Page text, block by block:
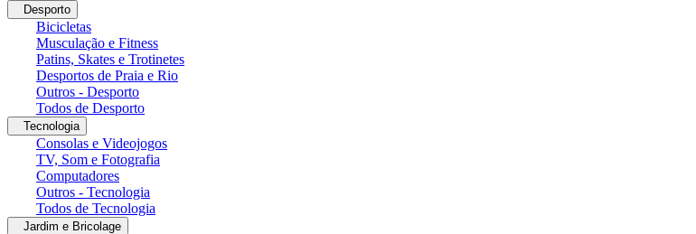
Desporto
Bicicletas
Musculação e Fitness
Patins, Skates e Trotinetes
Desportos de Praia e Rio
Outros - Desporto
Todos de Desporto
Tecnologia
Consolas e Videojogos
TV, Som e Fotografia
Computadores
Outros - Tecnologia
Todos de Tecnologia
Jardim e Bricolage